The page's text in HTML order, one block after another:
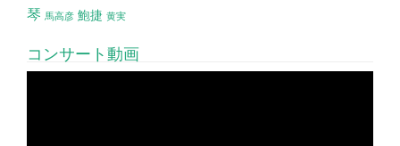
琴 馬高彦 鮑捷 黄実
コンサート動画